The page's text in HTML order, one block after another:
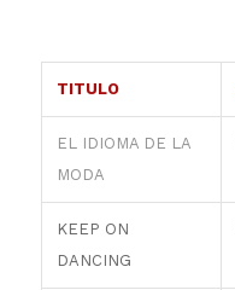
TITULO
EL IDIOMA DE LA
MODA
KEEP ON
DANCING